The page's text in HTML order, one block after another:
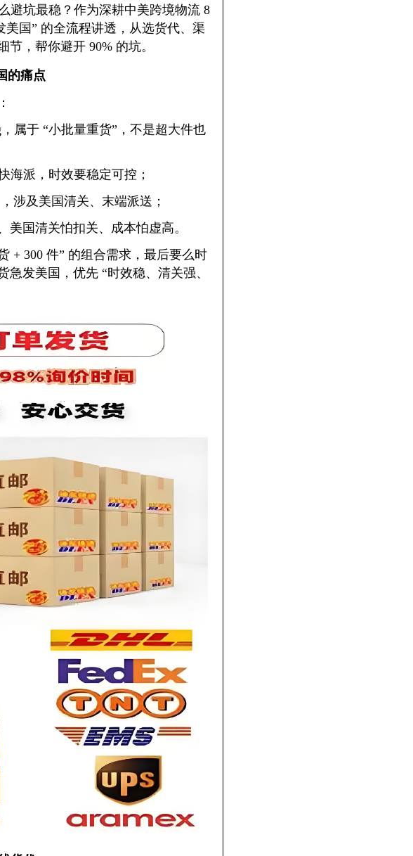
避坑最稳？作为深耕中美跨境物流 8
国” 的全流程讲透，从选货代、渠
，帮你避开 90% 的坑。
的痛点
属于 “小批量重货”，不是超大件也
海派，时效要稳定可控；
涉及美国清关、末端派送；
国清关怕扣关、成本怕虚高。
+ 300 件” 的组合需求，最后要么时
发美国，优先 “时效稳、清关强、